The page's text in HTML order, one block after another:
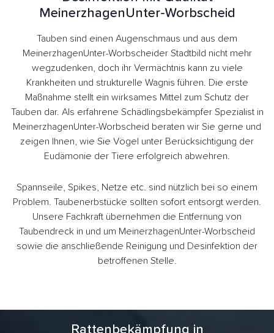
MeinerzhagenUnter-Worbscheid
Tauben sind einen Augenschmaus und aus dem
MeinerzhagenUnter-Worbscheider Stadtbild nicht mehr
wegzudenken, doch ihr Vermächtnis kann zu viele
Krankheiten und strukturelle Wagnis führen. Die erste
Maßnahme stellt ein wirksames Mittel zum Schutz der
Tauben dar. Als erfahrene Schädlingsbekämpfer Spezialist in
MeinerzhagenUnter-Worbscheid beraten wir Sie gerne und
zeigen Ihnen, wie Sie Vögel unter Berücksichtigung der
Eudämonie der Tiere erfolgreich abwehren.
Spannseile, Spikes, Netze etc. sind nützlich bei so einem
Problem. Taubenerbstücke sollten sofort entsorgt werden.
Unsere Fachkraft übernehmen die Entfernung von
Taubendreck in und um MeinerzhagenUnter-Worbscheid
sowie die anschließende Reinigung und Desinfektion der
betroffenen Stelle.
Rattenbekämpfung in